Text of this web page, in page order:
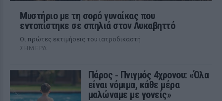
Μυστήριο με τη σορό γυναίκας που
εντοπίστηκε σε σπηλιά στον Λυκαβηττό
Οι πρώτες εκτιμήσεις του ιατροδικαστή
ΣΉΜΕΡΑ
Πάρος ‑ Πνιγμός 4χρονου: «Όλα
είναι νόμιμα, κάθε μέρα
μαλώναμε με γονείς»